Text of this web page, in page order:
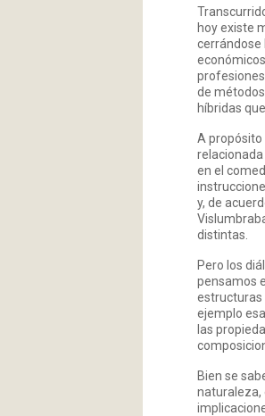
hoy existe
cerrándose
de
híbridas
A propósito
en el
y, de
distintas.
Pero los
pensamos
estructuras
ejemplo
las
Bien se
naturaleza,